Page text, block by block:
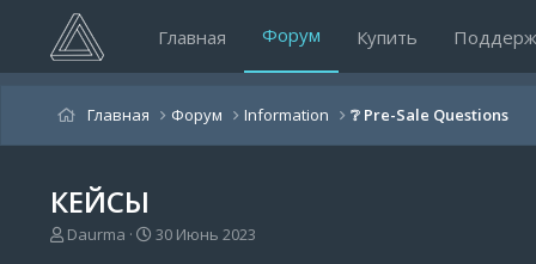
Главная Форум Купить
Главная Форум Information ❔ Pre-Sale Questions
КЕЙСЫ
А
Daurma
Д
30 Июнь 2023